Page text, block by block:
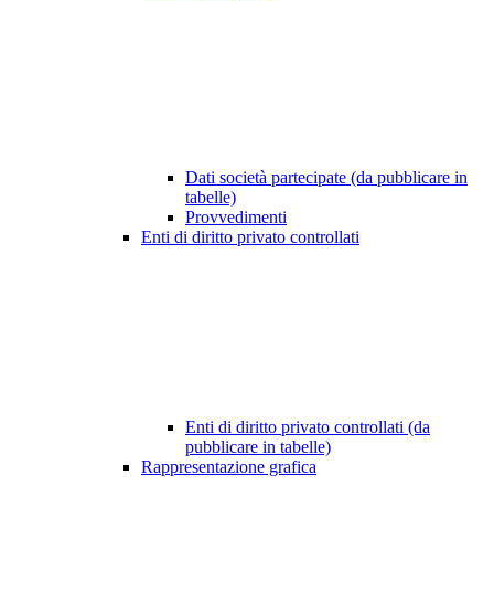
Dati società partecipate (da pubblicare in
tabelle)
Provvedimenti
Enti di diritto privato controllati
Enti di diritto privato controllati (da
pubblicare in tabelle)
Rappresentazione grafica